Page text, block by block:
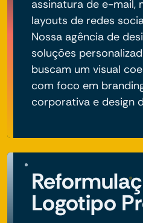
assinatura de e-mail,
layouts de redes
Nossa agência de
soluções
buscam um visual
com foco em
corporativa e design
Logotipo